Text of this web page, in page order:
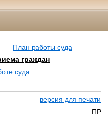
План работы суда
граждан
суда
версия для печати